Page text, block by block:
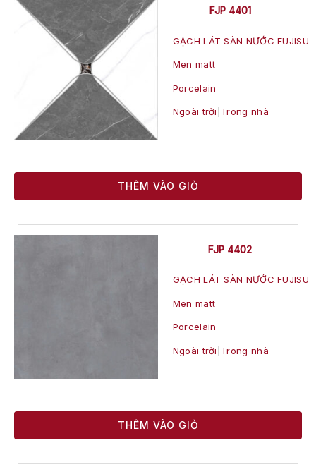
FJP 4401
GẠCH LÁT SÀN NƯỚC FUJISU
Men matt
Porcelain
Ngoài trời Trong nhà
THÊM VÀO GIỎ
FJP 4402
GẠCH LÁT SÀN NƯỚC FUJISU
Men matt
Porcelain
Ngoài trời Trong nhà
THÊM VÀO GIỎ